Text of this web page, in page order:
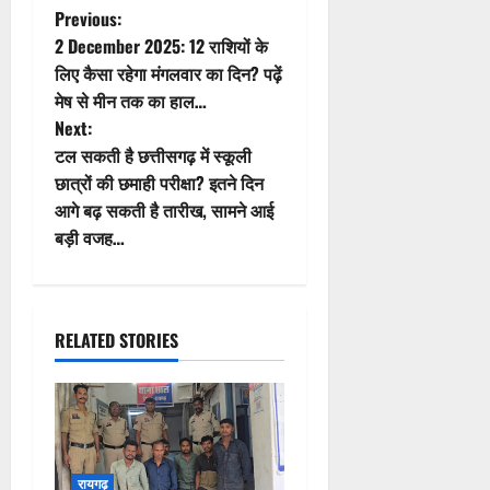
t
n
a
v
i
t
i
o
टल सकती है छत्तीसगढ़ में स्कूली
छात्रों की छमाही परीक्षा? इतने दिन
आगे बढ़ सकती है तारीख, सामने आई
बड़ी वजह…
RELATED STORIES
रायगढ़
रायगढ़:धरमखदान चोरी का 24
घंटे में खुलासा, 6 आरोपी
गिरफ्तार; ₹3 लाख का माल